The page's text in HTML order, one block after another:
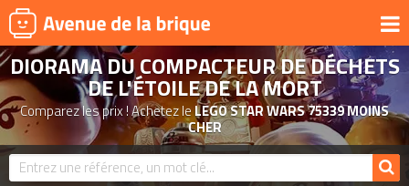
UNIVERS
PRODUITS DÉRIVÉS
NOUVEAUTÉS
LEGO 2026
DIORAMA DU COMPACTEUR DE DÉCHETS
DE L'ÉTOILE DE LA MORT
Comparez les prix ! Achetez leLEGO STAR WARS 75339 MOINS
CHER